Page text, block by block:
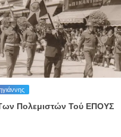
Πολεμιστών Τού ΕΠΟΥΣ